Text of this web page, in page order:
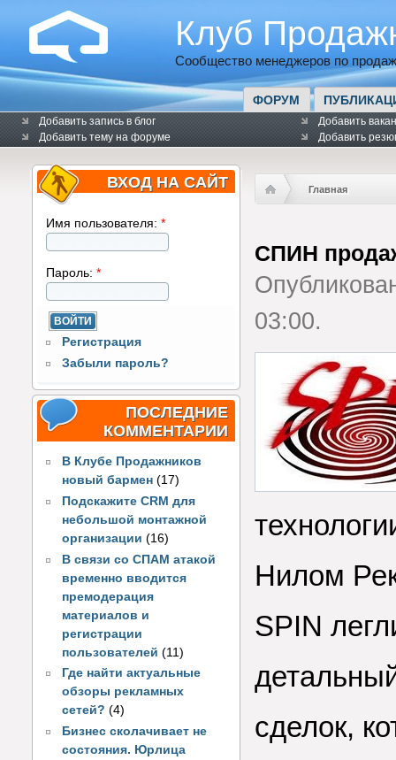
Клуб
Сообщество менеджеров по
ФОРУМ
Добавить запись в блог
Добавить тему на форуме
Добавить
Добавить
ВХОД НА САЙТ
Имя пользователя: *
Пароль: *
Регистрация
Забыли пароль?
ПОСЛЕДНИЕ
КОММЕНТАРИИ
В Клубе Продажников
новый бармен (17)
Подскажите CRM для
небольшой монтажной
организации (16)
В связи со СПАМ атакой
временно вводится
премодерация
материалов и
регистрации
пользователей(11)
Где найти актуальные
обзоры рекламных
сетей? (4)
Бизнес сколачивает не
состояния. Юрлица
Главная
СПИН
03:00.
Нилом
SPIN
сделок,